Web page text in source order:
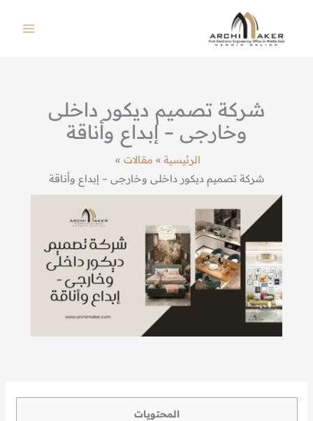
المحتوى
شركة تصميم ديكور داخلى
وخارجى – إبداع وأناقة
الرئيسية
مقالات
شركة تصميم ديكور داخلى وخارجى – إبداع وأناقة
المحتويات